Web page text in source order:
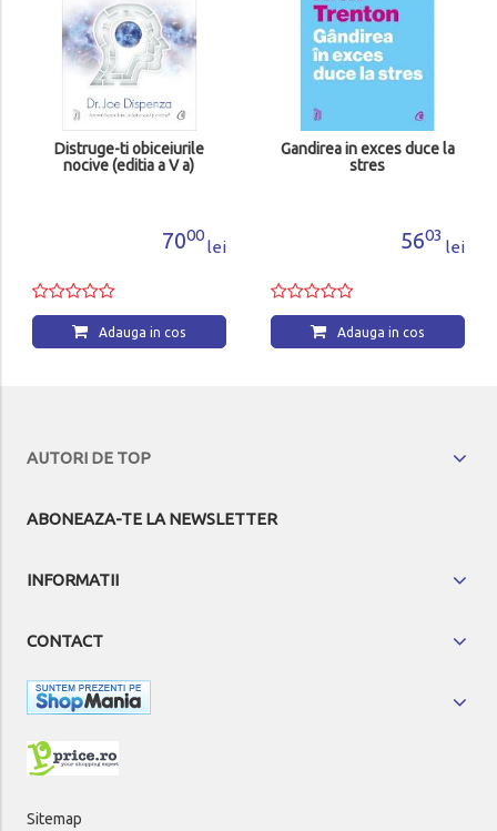
Distruge-ti obiceiurile
nocive (editia a V a)
7000
lei
Adauga in cos
Gandirea in exces duce la
stres
5603
lei
Adauga in cos
AUTORI DE TOP
ABONEAZA-TE LA NEWSLETTER
INFORMATII
CONTACT
Sitemap